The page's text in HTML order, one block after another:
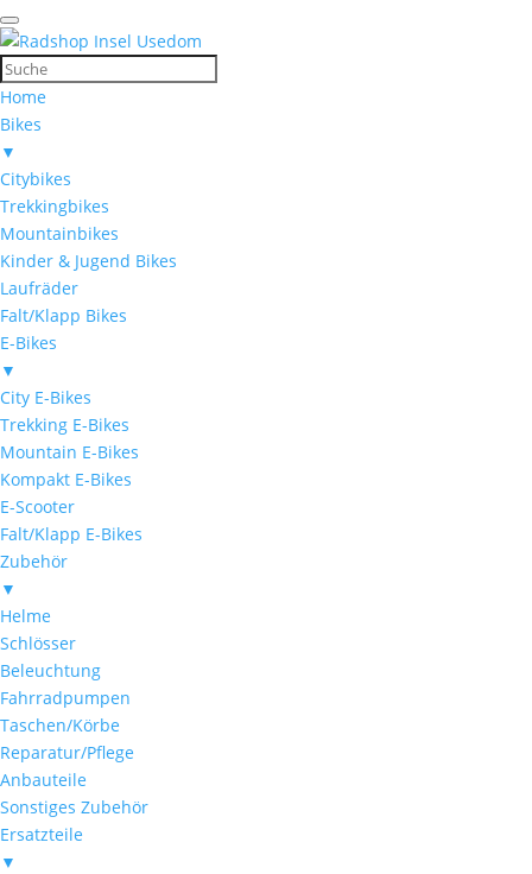
Home
Bikes
▼
Citybikes
Trekkingbikes
Mountainbikes
Kinder & Jugend Bikes
Laufräder
Falt/Klapp Bikes
E-Bikes
▼
City E-Bikes
Trekking E-Bikes
Mountain E-Bikes
Kompakt E-Bikes
E-Scooter
Falt/Klapp E-Bikes
Zubehör
▼
Helme
Schlösser
Beleuchtung
Fahrradpumpen
Taschen/Körbe
Reparatur/Pflege
Anbauteile
Sonstiges Zubehör
Ersatzteile
▼